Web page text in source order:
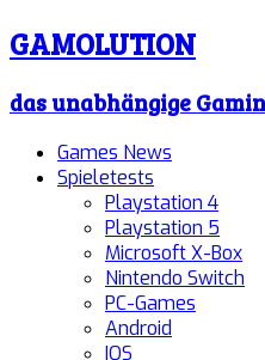
GAMOLUTION
das unabhängige
Games News
Spieletests
Playstation 4
Playstation 5
Microsoft X-Box
Nintendo Switch
PC-Games
Android
IOS